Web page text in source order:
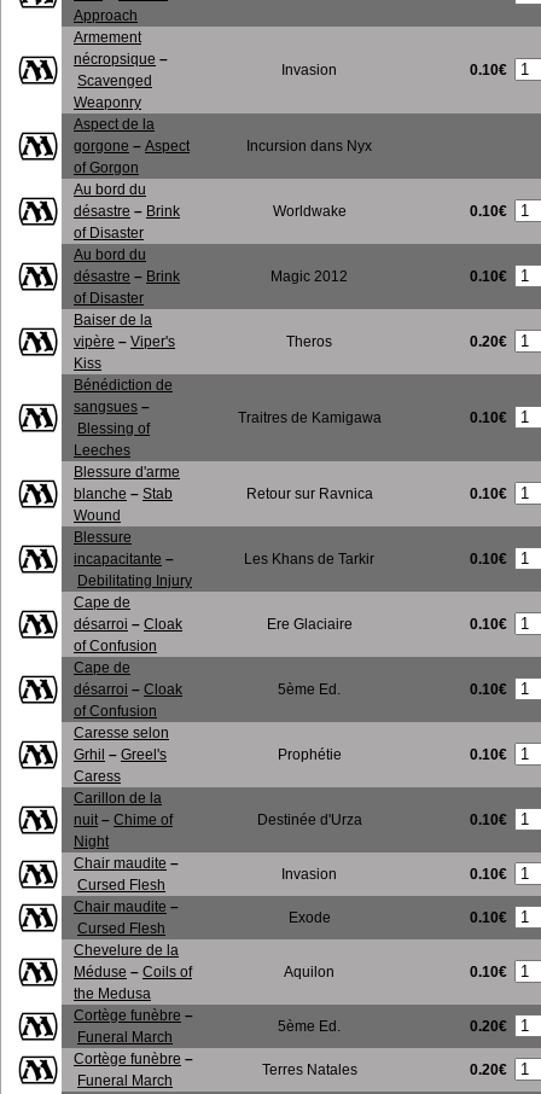
Approach
Armement
nécropsique –
Scavenged
Weaponry
Invasion 0.10€
Aspect de la
gorgone – Aspect
of Gorgon
Incursion dans Nyx
Au bord du
désastre – Brink
of Disaster
Worldwake 0.10€
Au bord du
désastre – Brink
of Disaster
Magic 2012 0.10€
Baiser de la
vipère – Viper's
Kiss
Theros 0.20€
Bénédiction de
sangsues –
Blessing of
Leeches
Traitres de Kamigawa 0.10€
Blessure d'arme
blanche – Stab
Wound
Retour sur Ravnica 0.10€
Blessure
incapacitante –
Debilitating Injury
Les Khans de Tarkir 0.10€
Cape de
désarroi – Cloak
of Confusion
Ere Glaciaire 0.10€
Cape de
désarroi – Cloak
of Confusion
5ème Ed. 0.10€
Caresse selon
Grhil – Greel's
Caress
Prophétie 0.10€
Carillon de la
nuit – Chime of
Night
Destinée d'Urza 0.10€
Chair maudite –
Cursed Flesh
Invasion 0.10€
Chair maudite –
Cursed Flesh
Exode 0.10€
Chevelure de la
Méduse – Coils of
the Medusa
Aquilon 0.10€
Cortège funèbre –
Funeral March
5ème Ed. 0.20€
Cortège funèbre –
Funeral March
Terres Natales 0.20€